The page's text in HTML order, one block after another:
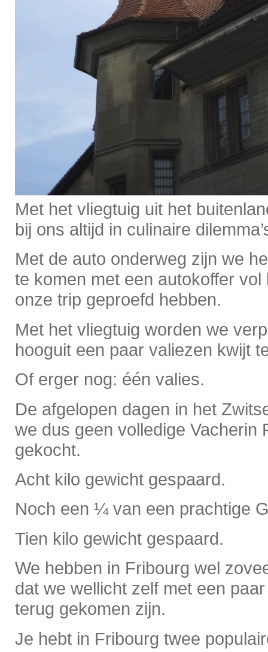
Met het vliegtuig uit het
bij ons altijd in culinaire
Met de auto onderweg zijn we
te komen met een autokoffer
onze trip geproefd hebben.
Met het vliegtuig worden we
hooguit een paar valiezen kwijt
Of erger nog: één valies.
De afgelopen dagen in het
we dus geen volledige Vacherin
gekocht.
Acht kilo gewicht gespaard.
Noch een ¼ van een prachtige
Tien kilo gewicht gespaard.
We hebben in Fribourg wel
dat we wellicht zelf met een
terug gekomen zijn.
Je hebt in Fribourg twee